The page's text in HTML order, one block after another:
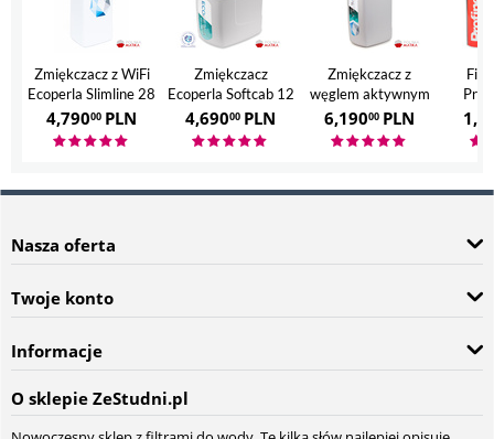
Zmiękczacz z WiFi
Ecoperla Slimline 28
4,79000 PLN
Zmiękczacz
Ecoperla Softcab 12
4,69000 PLN
Zmiękczacz z
węglem aktywnym
Ecoperla Hero
6,19000 PLN
Filtr
Nasza oferta
Twoje konto
Informacje
O sklepie ZeStudni.pl